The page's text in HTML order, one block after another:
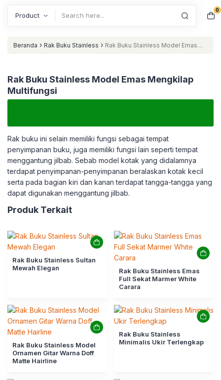
0
Beranda › Rak Buku Stainless › Rak Buku Stainless Model Emas
Rak Buku Stainless Model Emas Mengkilap
Multifungsi
Rak buku ini selain memiliki fungsi sebagai tempat
penyimpanan buku, juga memiliki fungsi lain seperti tempat
menggantung jilbab. Sebab model kotak yang didalamnya
terdapat penyimpanan-penyimpanan beralaskan kotak kecil
serta pada bagian kiri dan kanan terdapat tangga-tangga yang
dapat digunakan menggantung jilbab.
Produk Terkait
Rak Buku Stainless Sultan
Mewah Elegan
Rak Buku Stainless Emas
Full Sekat Marmer White
Carara
Rak Buku Stainless Model
Ornamen Gitar Warna Doff
Matte Hairline
Rak Buku Stainless
Minimalis Ukir Terlengkap